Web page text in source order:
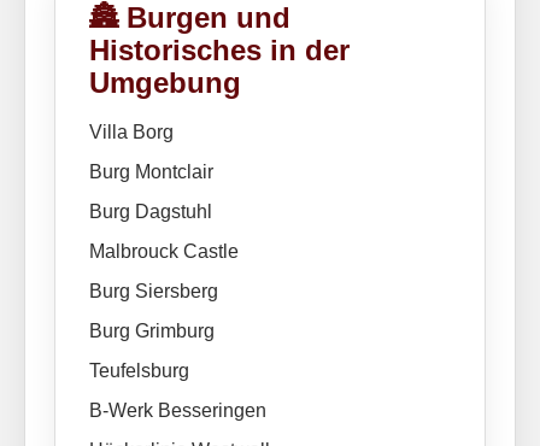
🏯 Burgen und
Historisches in der
Umgebung
Villa Borg
Burg Montclair
Burg Dagstuhl
Malbrouck Castle
Burg Siersberg
Burg Grimburg
Teufelsburg
B-Werk Besseringen